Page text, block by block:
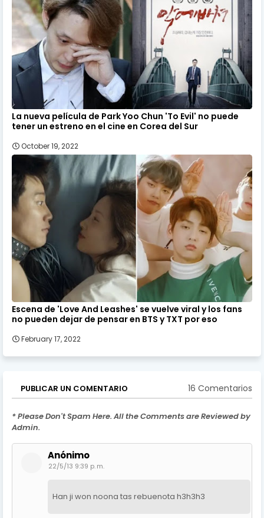
La nueva película de Park Yoo Chun 'To Evil' no puede
tener un estreno en el cine en Corea del Sur
October 19, 2022
Escena de 'Love And Leashes' se vuelve viral y los fans
no pueden dejar de pensar en BTS y TXT por eso
February 17, 2022
PUBLICAR UN COMENTARIO 16 Comentarios
* Please Don't Spam Here. All the Comments are Reviewed by
Admin.
Anónimo
22/5/13 9:39 p. m.
Han ji won noona tas rebuenota h3h3h3